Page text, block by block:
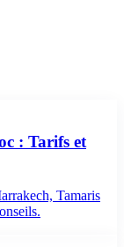
: Tarifs et
Tamaris